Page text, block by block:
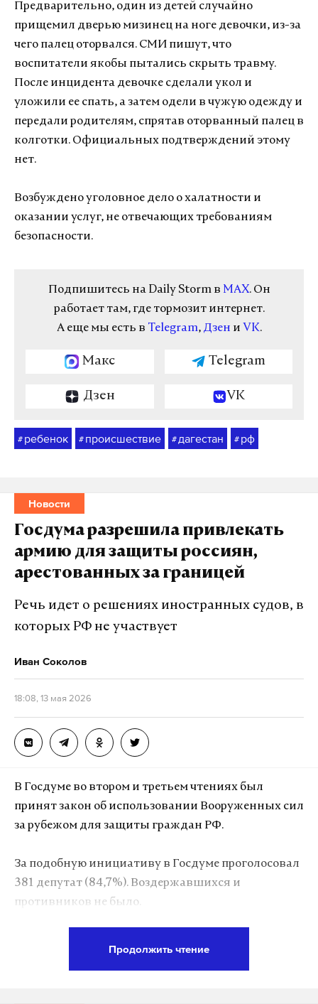
Предварительно, один из детей случайно
прищемил дверью мизинец на ноге девочки, из-за
чего палец оторвался. СМИ пишут, что
воспитатели якобы пытались скрыть травму.
После инцидента девочке сделали укол и
уложили ее спать, а затем одели в чужую одежду и
передали родителям, спрятав оторванный палец в
колготки. Официальных подтверждений этому
нет.
Возбуждено уголовное дело о халатности и
оказании услуг, не отвечающих требованиям
безопасности.
Подпишитесь на Daily Storm в MAX. Он
работает там, где тормозит интернет.
А еще мы есть в Telegram, Дзен и VK.
Макс Telegram
Дзен VK
# ребенок # происшествие # дагестан # рф
Новости
Госдума разрешила привлекать
армию для защиты россиян,
арестованных за границей
Речь идет о решениях иностранных судов, в
которых РФ не участвует
Иван Соколов
18:08, 13 мая 2026
В Госдуме во втором и третьем чтениях был
принят закон об использовании Вооруженных сил
за рубежом для защиты граждан РФ.
За подобную инициативу в Госдуме проголосовал
381 депутат (84,7%). Воздержавшихся и
противников не было.
Продолжить чтение